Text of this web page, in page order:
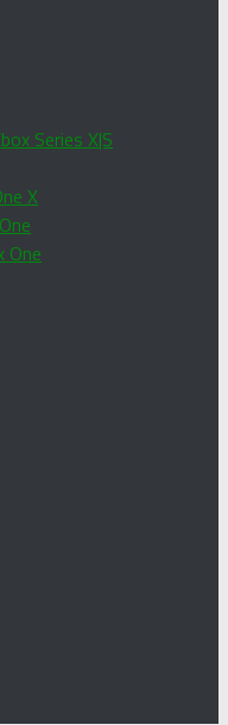
Series X|S
X
One